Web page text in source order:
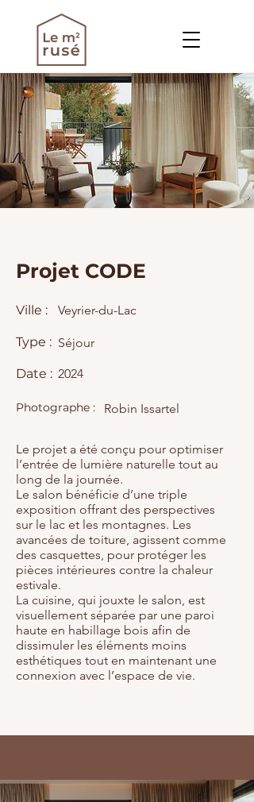
Projet CODE
Ville : Veyrier-du-Lac
Type : Séjour
Date : 2024
Photographe : Robin Issartel
Le projet a été conçu pour optimiser
l’entrée de lumière naturelle tout au
long de la journée.
Le salon bénéficie d’une triple
exposition offrant des perspectives
sur le lac et les montagnes. Les
avancées de toiture, agissent comme
des casquettes, pour protéger les
pièces intérieures contre la chaleur
estivale.
La cuisine, qui jouxte le salon, est
visuellement séparée par une paroi
haute en habillage bois afin de
dissimuler les éléments moins
esthétiques tout en maintenant une
connexion avec l’espace de vie.